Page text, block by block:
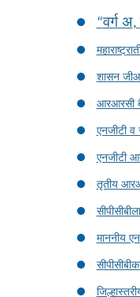
“वर्ग अ,
शासन
आरआरसी
एनजीटी व
एनजीटी
तृतीय
माननीय